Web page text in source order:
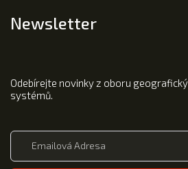
Newsletter
Odebírejte novinky z oboru
systémů.